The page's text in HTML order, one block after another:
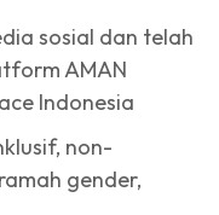
sosial dan telah
AMAN
Indonesia
non-
gender,